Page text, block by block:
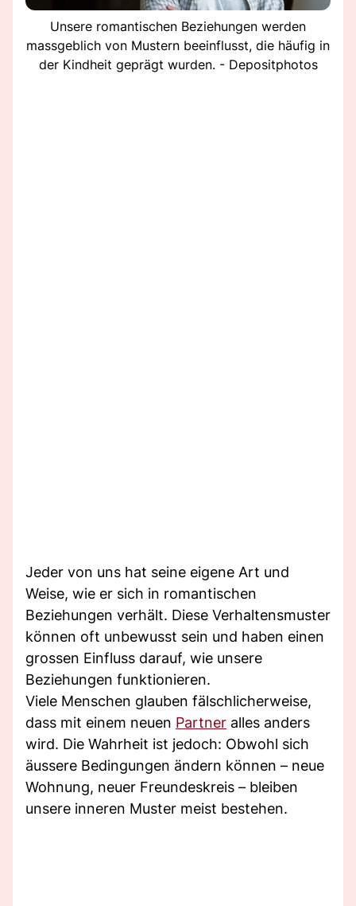
Unsere romantischen Beziehungen werden
massgeblich von Mustern beeinflusst, die häufig in
der Kindheit geprägt wurden. - Depositphotos
Jeder von uns hat seine eigene Art und
Weise, wie er sich in romantischen
Beziehungen verhält. Diese Verhaltensmuster
können oft unbewusst sein und haben einen
grossen Einfluss darauf, wie unsere
Beziehungen funktionieren.
Viele Menschen glauben fälschlicherweise,
dass mit einem neuen Partner alles anders
wird. Die Wahrheit ist jedoch: Obwohl sich
äussere Bedingungen ändern können – neue
Wohnung, neuer Freundeskreis – bleiben
unsere inneren Muster meist bestehen.